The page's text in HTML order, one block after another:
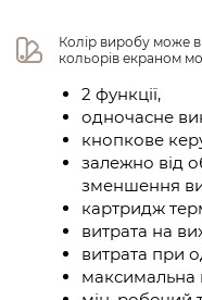
Колір виробу може
кольорів екраном
2 функції,
одночасне
кнопкове
залежно від
зменшення
картридж
витрата на
витрата при
максимальна